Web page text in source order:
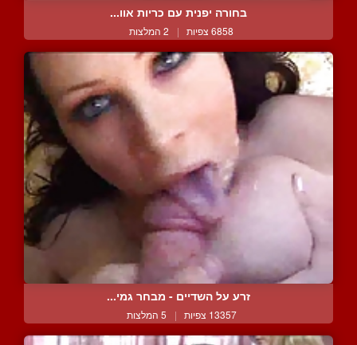
בחורה יפנית עם כריות אוו...
6858 צפיות | 2 המלצות
זרע על השדיים - מבחר גמי...
13357 צפיות | 5 המלצות